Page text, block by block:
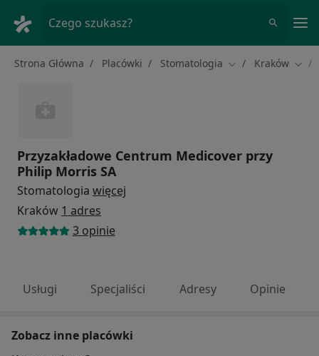
Czego szukasz?
Strona Główna Placówki Stomatologia Zmień miasto
Kraków
Przyzakładowe Centrum Medicover przy
Philip Morris SA
Stomatologia więcej
Kraków 1 adres
3 opinie
Usługi Specjaliści Adresy Opinie
Zobacz inne placówki